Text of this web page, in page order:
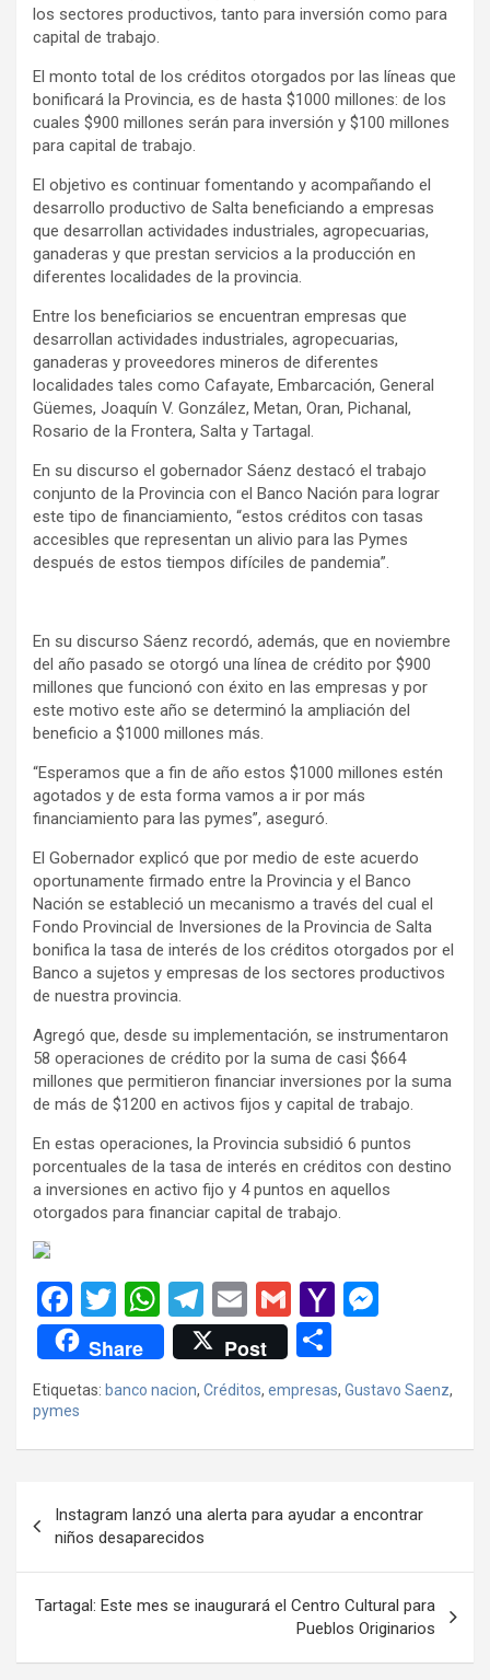
los sectores productivos, tanto para inversión como para
capital de trabajo.
El monto total de los créditos otorgados por las líneas que
bonificará la Provincia, es de hasta $1000 millones: de los
cuales $900 millones serán para inversión y $100 millones
para capital de trabajo.
El objetivo es continuar fomentando y acompañando el
desarrollo productivo de Salta beneficiando a empresas
que desarrollan actividades industriales, agropecuarias,
ganaderas y que prestan servicios a la producción en
diferentes localidades de la provincia.
Entre los beneficiarios se encuentran empresas que
desarrollan actividades industriales, agropecuarias,
ganaderas y proveedores mineros de diferentes
localidades tales como Cafayate, Embarcación, General
Güemes, Joaquín V. González, Metan, Oran, Pichanal,
Rosario de la Frontera, Salta y Tartagal.
En su discurso el gobernador Sáenz destacó el trabajo
conjunto de la Provincia con el Banco Nación para lograr
este tipo de financiamiento, “estos créditos con tasas
accesibles que representan un alivio para las Pymes
después de estos tiempos difíciles de pandemia”.
En su discurso Sáenz recordó, además, que en noviembre
del año pasado se otorgó una línea de crédito por $900
millones que funcionó con éxito en las empresas y por
este motivo este año se determinó la ampliación del
beneficio a $1000 millones más.
“Esperamos que a fin de año estos $1000 millones estén
agotados y de esta forma vamos a ir por más
financiamiento para las pymes”, aseguró.
El Gobernador explicó que por medio de este acuerdo
oportunamente firmado entre la Provincia y el Banco
Nación se estableció un mecanismo a través del cual el
Fondo Provincial de Inversiones de la Provincia de Salta
bonifica la tasa de interés de los créditos otorgados por el
Banco a sujetos y empresas de los sectores productivos
de nuestra provincia.
Agregó que, desde su implementación, se instrumentaron
58 operaciones de crédito por la suma de casi $664
millones que permitieron financiar inversiones por la suma
de más de $1200 en activos fijos y capital de trabajo.
En estas operaciones, la Provincia subsidió 6 puntos
porcentuales de la tasa de interés en créditos con destino
a inversiones en activo fijo y 4 puntos en aquellos
otorgados para financiar capital de trabajo.
F
a
ce
b
o
k
T
wi
tt
er
W
h
at
s
A
p
T
el
e
gr
a
E
m
ail
G
m
ail
Y
o
o
ail
n
g
Share Post
o
m
p
tir
Etiquetas: banco nacion, Créditos, empresas, Gustavo Saenz,
pymes
de
entradas
Instagram lanzó una alerta para ayudar a encontrar
niños desaparecidos
Tartagal: Este mes se inaugurará el Centro Cultural para
Pueblos Originarios